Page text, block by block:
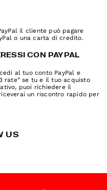
il cliente può pagare
o una carta di credito.
CON PAYPAL
al tuo conto PayPal e
rate” se tu e il tuo acquisto
puoi richiedere il
un riscontro rapido per
US